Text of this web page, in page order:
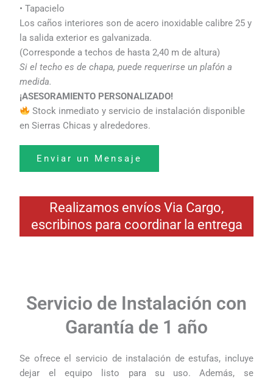
• Tapacielo
Los caños interiores son de acero inoxidable calibre 25 y
la salida exterior es galvanizada.
(Corresponde a techos de hasta 2,40 m de altura)
Si el techo es de chapa, puede requerirse un plafón a
medida.
¡ASESORAMIENTO PERSONALIZADO!
Stock inmediato y servicio de instalación disponible
en Sierras Chicas y alrededores.
Enviar un Mensaje
Realizamos envíos Via Cargo,
escribinos para coordinar la entrega
Servicio de Instalación con
Garantía de 1 año
Se ofrece el servicio de instalación de estufas, incluye
dejar el equipo listo para su uso. Además, se